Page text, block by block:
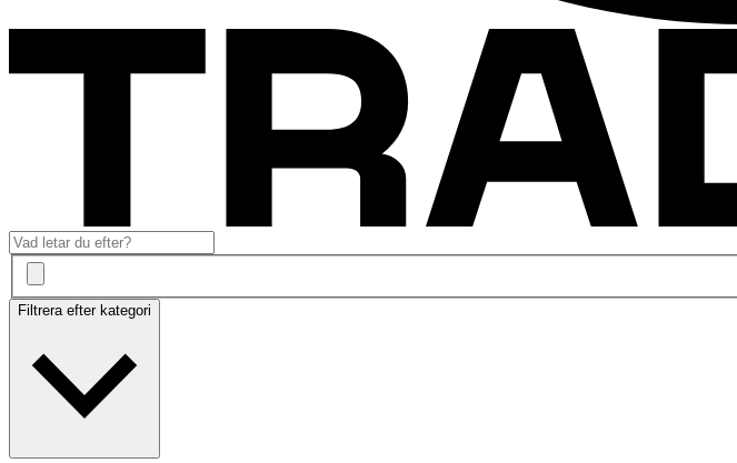
Filtrera efter kategori